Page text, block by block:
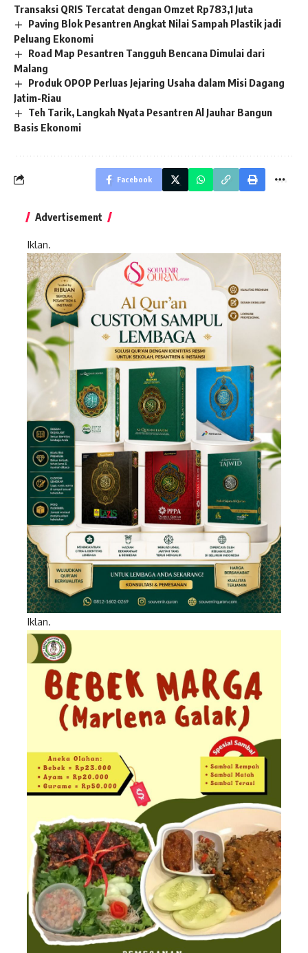
Transaksi QRIS Tercatat dengan Omzet Rp783,1 Juta
Paving Blok Pesantren Angkat Nilai Sampah Plastik jadi
Peluang Ekonomi
Road Map Pesantren Tangguh Bencana Dimulai dari
Malang
Produk OPOP Perluas Jejaring Usaha dalam Misi Dagang
Jatim-Riau
Teh Tarik, Langkah Nyata Pesantren Al Jauhar Bangun
Basis Ekonomi
Facebook
Advertisement
Iklan.
Iklan.